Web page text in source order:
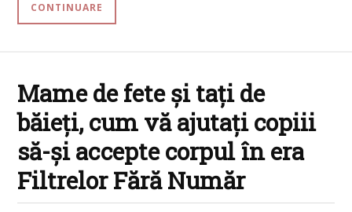
CONTINUARE
Mame de fete și tați de
băieți, cum vă ajutați copiii
să-și accepte corpul în era
Filtrelor Fără Număr